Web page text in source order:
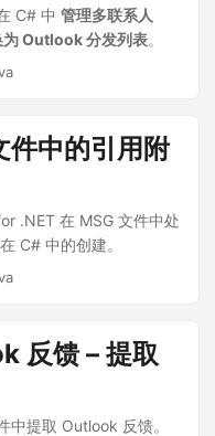
C# 中 管理多联系人
为 Outlook 分发列表。
件中的引用附
.NET 在 MSG 文件中处
C# 中的创建。
反馈 – 提取
中提取 Outlook 反馈。